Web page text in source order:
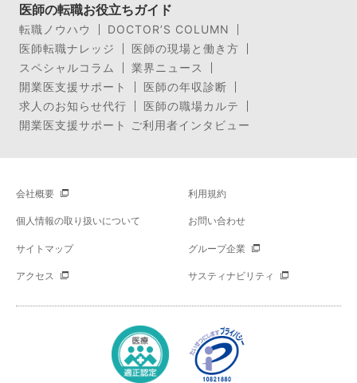
医師の転職お役立ちガイド
転職ノウハウ
DOCTOR’S COLUMN
医師転職ナレッジ
医師の現場と働き方
スペシャルコラム
業界ニュース
開業医支援サポート
医師の年収診断
求人のお知らせ代行
医師の職場カルテ
開業医支援サポート ご利用者インタビュー
会社概要 利用規約
個人情報の取り扱いについて お問い合わせ
サイトマップ グループ企業
アクセス サスティナビリティ